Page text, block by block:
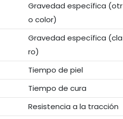
Gravedad específica (otr
o color)
Gravedad específica (cla
ro)
Tiempo de piel
Tiempo de cura
Resistencia a la tracción